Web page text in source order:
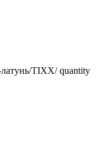
TIXX/ quantity